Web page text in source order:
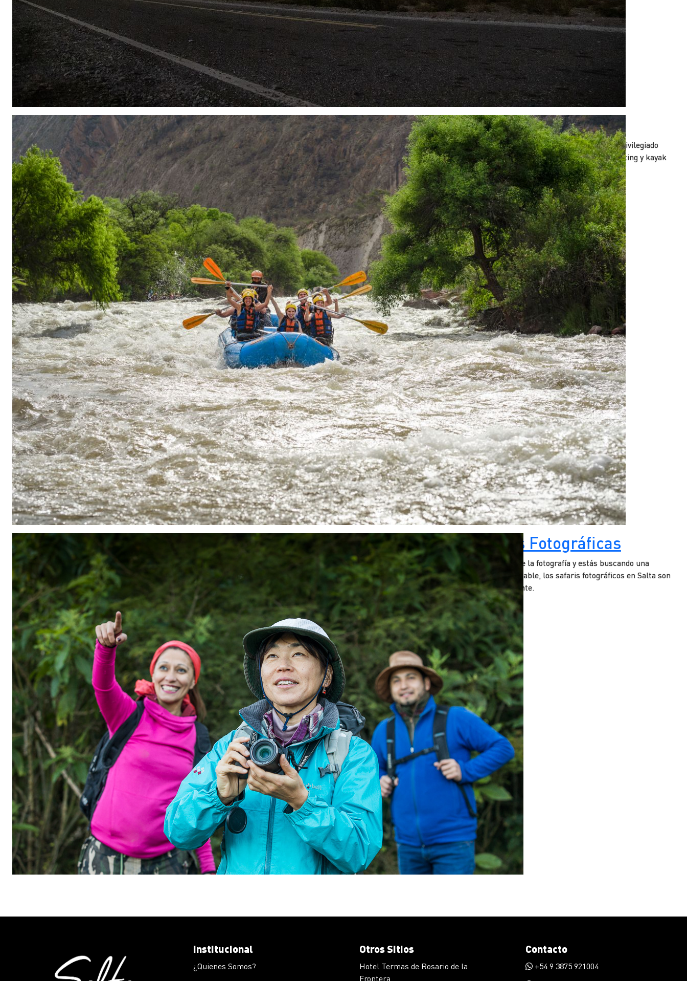
Actividades en el Agua
Ríos caudalosos, paisajes vírgenes y un clima privilegiado
hacen de Salta una opción para disfrutar del rafting y kayak
durante todo el año.
Travesías Fotográficas
Si sos un amante de la fotografía y estás buscando una
experiencia memorable, los safaris fotográficos en Salta son
una opción fascinante.
Institucional
¿Quienes Somos?
Otros Sitios
Hotel Termas de Rosario de la
Frontera
Contacto
+54 9 3875 921004